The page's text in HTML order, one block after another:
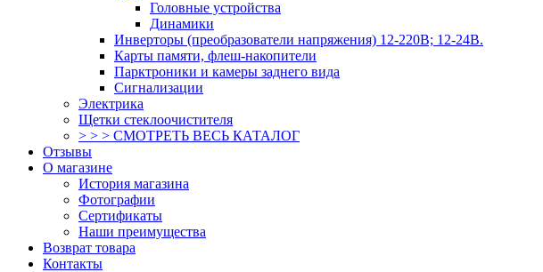
Головные устройства
Динамики
Инверторы (преобразователи напряжения) 12-220В; 12-24В.
Карты памяти, флеш-накопители
Парктроники и камеры заднего вида
Сигнализации
Электрика
Щетки стеклоочистителя
> > > СМОТРЕТЬ ВЕСЬ КАТАЛОГ
Отзывы
О магазине
История магазина
Фотографии
Сертификаты
Наши преимущества
Возврат товара
Контакты